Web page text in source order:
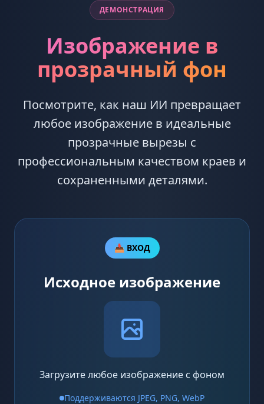
ДЕМОНСТРАЦИЯ
Изображение в
прозрачный фон
Посмотрите, как наш ИИ превращает
любое изображение в идеальные
прозрачные вырезы с
профессиональным качеством краев и
сохраненными деталями.
📥 ВХОД
Исходное изображение
Загрузите любое изображение с фоном
Поддерживаются JPEG, PNG, WebP